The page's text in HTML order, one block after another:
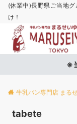
(休業中)長野県ご当地
け！
※
牛乳パン専門店 まる
tabete